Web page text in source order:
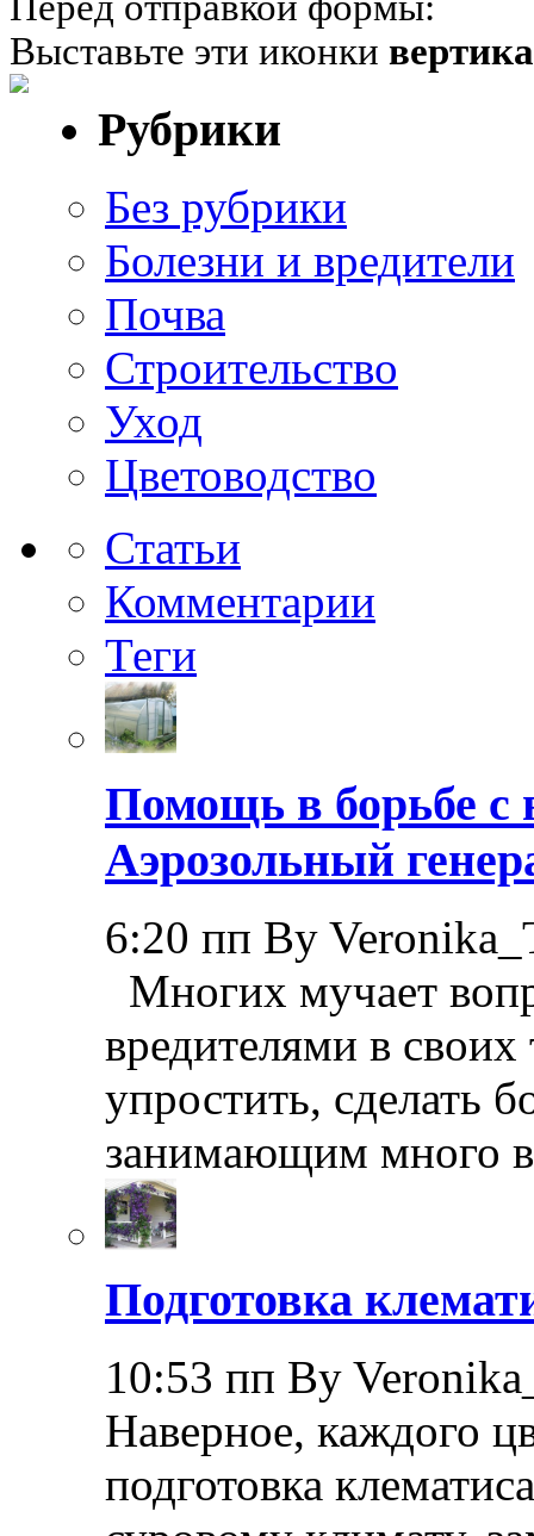
Выставьте эти иконки
Рубрики
Без рубрики
Болезни и вредители
Почва
Строительство
Уход
Цветоводство
Статьи
Комментарии
Теги
Помощь в борьбе с
Аэрозольный
6:20 пп By
Многих мучает
вредителями в своих
упростить, сделать
занимающим много
Подготовка
10:53 пп By
Наверное, каждого
подготовка